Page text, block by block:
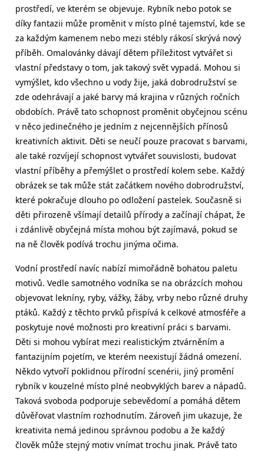
prostředí, ve kterém se objevuje. Rybník nebo potok se
díky fantazii může proměnit v místo plné tajemství, kde se
za každým kamenem nebo mezi stébly rákosí skrývá nový
příběh. Omalovánky dávají dětem příležitost vytvářet si
vlastní představy o tom, jak takový svět vypadá. Mohou si
vymýšlet, kdo všechno u vody žije, jaká dobrodružství se
zde odehrávají a jaké barvy má krajina v různých ročních
obdobích. Právě tato schopnost proměnit obyčejnou scénu
v něco jedinečného je jedním z nejcennějších přínosů
kreativních aktivit. Děti se neučí pouze pracovat s barvami,
ale také rozvíjejí schopnost vytvářet souvislosti, budovat
vlastní příběhy a přemýšlet o prostředí kolem sebe. Každý
obrázek se tak může stát začátkem nového dobrodružství,
které pokračuje dlouho po odložení pastelek. Současně si
děti přirozeně všímají detailů přírody a začínají chápat, že
i zdánlivě obyčejná místa mohou být zajímavá, pokud se
na ně člověk podívá trochu jinýma očima.
Vodní prostředí navíc nabízí mimořádně bohatou paletu
motivů. Vedle samotného vodníka se na obrázcích mohou
objevovat lekníny, ryby, vážky, žáby, vrby nebo různé druhy
ptáků. Každý z těchto prvků přispívá k celkové atmosféře a
poskytuje nové možnosti pro kreativní práci s barvami.
Děti si mohou vybírat mezi realistickým ztvárněním a
fantazijním pojetím, ve kterém neexistují žádná omezení.
Někdo vytvoří poklidnou přírodní scenérii, jiný promění
rybník v kouzelné místo plné neobvyklých barev a nápadů.
Taková svoboda podporuje sebevědomí a pomáhá dětem
důvěřovat vlastním rozhodnutím. Zároveň jim ukazuje, že
kreativita nemá jedinou správnou podobu a že každý
člověk může stejný motiv vnímat trochu jinak. Právě tato